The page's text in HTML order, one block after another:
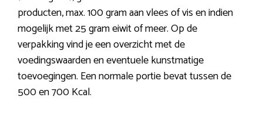
producten, max. 100 gram aan vlees of vis en indien
mogelijk met 25 gram eiwit of meer. Op de
verpakking vind je een overzicht met de
voedingswaarden en eventuele kunstmatige
toevoegingen. Een normale portie bevat tussen de
500 en 700 Kcal.